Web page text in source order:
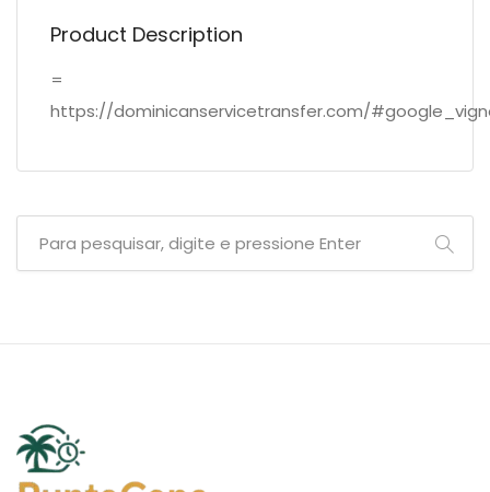
Product Description
=
https://dominicanservicetransfer.com/